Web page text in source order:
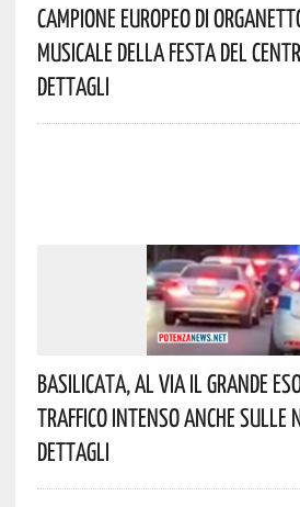
Campione Europeo Di
Musicale Della Festa Del
Dettagli
Basilicata, Al Via Il Grande
Traffico Intenso Anche Sulle
Dettagli